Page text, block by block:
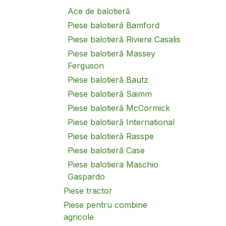
Ace de balotieră
Piese balotieră Bamford
Piese balotieră Riviere Casalis
Piese balotieră Massey
Ferguson
Piese balotieră Bautz
Piese balotieră Saimm
Piese balotieră McCormick
Piese balotieră International
Piese balotieră Rasspe
Piese balotieră Case
Piese balotiera Maschio
Gaspardo
Piese tractor
Piese pentru combine
agricole